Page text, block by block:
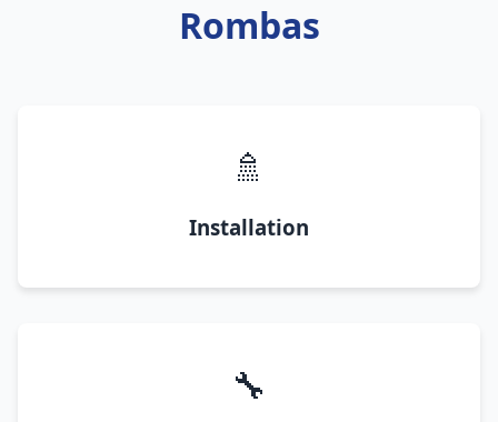
Rombas
🚿
Installation
🔧